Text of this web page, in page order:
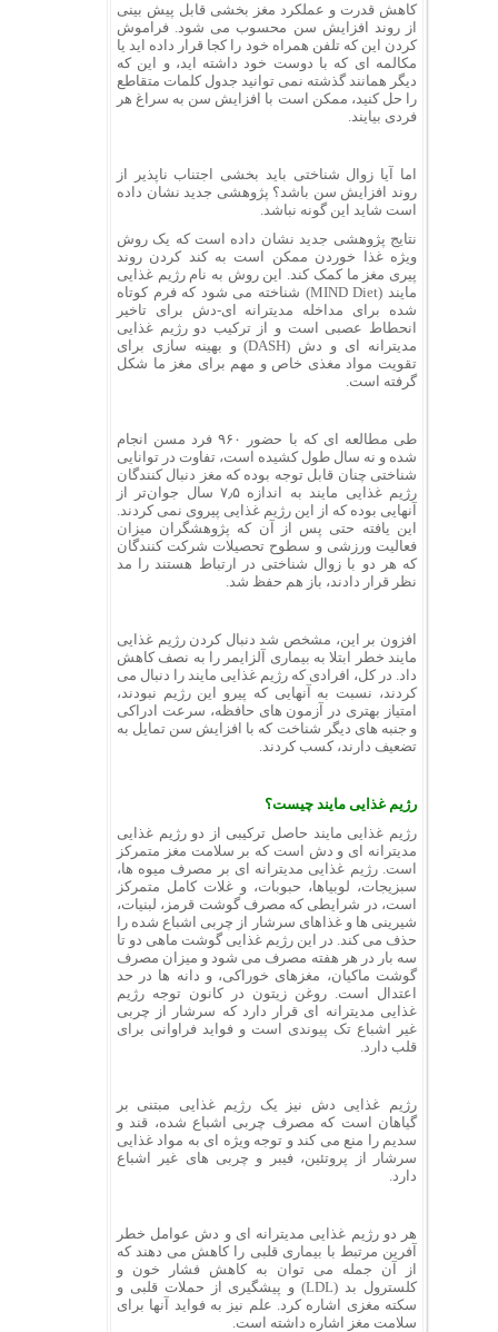
کاهش قدرت و عملکرد مغز بخشی قابل پیش بینی
از روند افزایش سن محسوب می شود. فراموش
کردن این که تلفن همراه خود را کجا قرار داده اید یا
مکالمه ای که با دوست خود داشته اید، و این که
دیگر همانند گذشته نمی توانید جدول کلمات متقاطع
را حل کنید، ممکن است با افزایش سن به سراغ هر
فردی بیایند.
اما آیا زوال شناختی باید بخشی اجتناب ناپذیر از
روند افزایش سن باشد؟ پژوهشی جدید نشان داده
است شاید این گونه نباشد.
نتایج پژوهشی جدید نشان داده است که یک روش
ویژه غذا خوردن ممکن است به کند کردن روند
پیری مغز ما کمک کند. این روش به نام رژیم غذایی
مایند (MIND Diet) شناخته می شود که فرم کوتاه
شده برای مداخله مدیترانه ای-دش برای تاخیر
انحطاط عصبی است و از ترکیب دو رژیم غذایی
مدیترانه ای و دش (DASH) و بهینه سازی برای
تقویت مواد مغذی خاص و مهم برای مغز ما شکل
گرفته است.
طی مطالعه ای که با حضور ۹۶۰ فرد مسن انجام
شده و نه سال طول کشیده است، تفاوت در توانایی
شناختی چنان قابل توجه بوده که مغز دنبال کنندگان
رژیم غذایی مایند به اندازه ۷٫۵ سال جوان‌تر از
آنهایی بوده که از این رژیم غذایی پیروی نمی کردند.
این یافته حتی پس از آن که پژوهشگران میزان
فعالیت ورزشی و سطوح تحصیلات شرکت کنندگان
که هر دو با زوال شناختی در ارتباط هستند را مد
نظر قرار دادند، باز هم حفظ شد.
افزون بر این، مشخص شد دنبال کردن رژیم غذایی
مایند خطر ابتلا به بیماری آلزایمر را به نصف کاهش
داد. در کل، افرادی که رژیم غذایی مایند را دنبال می
کردند، نسبت به آنهایی که پیرو این رژیم نبودند،
امتیاز بهتری در آزمون های حافظه، سرعت ادراکی
و جنبه های دیگر شناخت که با افزایش سن تمایل به
تضعیف دارند، کسب کردند.
رژیم غذایی مایند چیست؟
رژیم غذایی مایند حاصل ترکیبی از دو رژیم غذایی
مدیترانه ای و دش است که بر سلامت مغز متمرکز
است. رژیم غذایی مدیترانه ای بر مصرف میوه ها،
سبزیجات، لوبیاها، حبوبات، و غلات کامل متمرکز
است، در شرایطی که مصرف گوشت قرمز، لبنیات،
شیرینی ها و غذاهای سرشار از چربی اشباع شده را
حذف می کند. در این رژیم غذایی گوشت ماهی دو تا
سه بار در هر هفته مصرف می شود و میزان مصرف
گوشت ماکیان، مغزهای خوراکی، و دانه ها در حد
اعتدال است. روغن زیتون در کانون توجه رژیم
غذایی مدیترانه ای قرار دارد که سرشار از چربی
غیر اشباع تک پیوندی است و فواید فراوانی برای
قلب دارد.
رژیم غذایی دش نیز یک رژیم غذایی مبتنی بر
گیاهان است که مصرف چربی اشباع شده، قند و
سدیم را منع می کند و توجه ویژه ای به مواد غذایی
سرشار از پروتئین، فیبر و چربی های غیر اشباع
دارد.
هر دو رژیم غذایی مدیترانه ای و دش عوامل خطر
آفرین مرتبط با بیماری قلبی را کاهش می دهند که
از آن جمله می توان به کاهش فشار خون و
کلسترول بد (LDL) و پیشگیری از حملات قلبی و
سکته مغزی اشاره کرد. علم نیز به فواید آنها برای
سلامت مغز اشاره داشته است.